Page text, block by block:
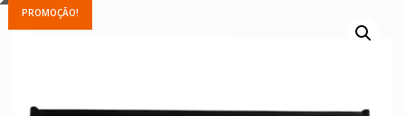
PROMOÇÃO!